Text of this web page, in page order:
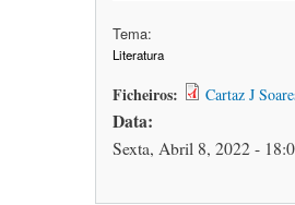
Tema:
Literatura
Ficheiros: Cartaz J
Data:
Sexta, Abril 8, 2022 -